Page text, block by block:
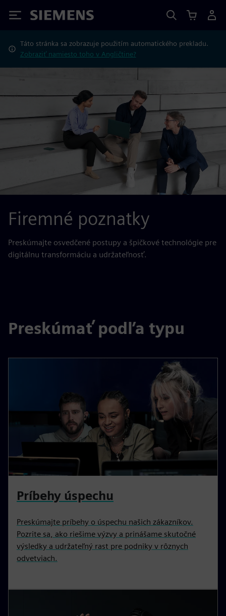
Siemens
Táto stránka sa zobrazuje použitím automatického prekladu.
Zobraziť namiesto toho v Angličtine?
Firemné poznatky
Preskúmajte osvedčené postupy a špičkové technológie pre
digitálnu transformáciu a udržateľnosť.
Preskúmať podľa typu
Príbehy úspechu
Preskúmajte príbehy o úspechu našich zákazníkov.
Pozrite sa, ako riešime výzvy a prinášame skutočné
výsledky a udržateľný rast pre podniky v rôznych
odvetviach.